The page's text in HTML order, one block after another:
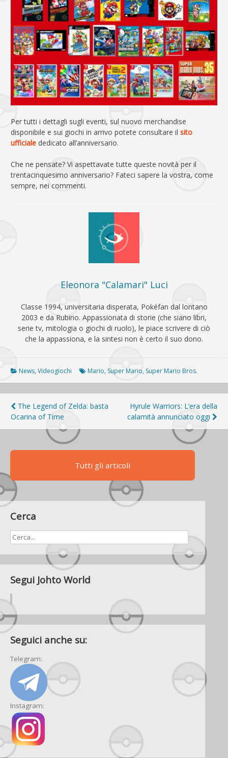
Per tutti i dettagli sugli eventi, sul nuovo merchandise
disponibile e sui giochi in arrivo potete consultare il sito
ufficiale dedicato all’anniversario.
Che ne pensate? Vi aspettavate tutte queste novità per il
trentacinquesimo anniversario? Fateci sapere la vostra, come
sempre, nei commenti.
Eleonora "Calamari" Luci
Classe 1994, universitaria disperata, Pokéfan dal lontano
2003 e da Rubino. Appassionata di storie (che siano libri,
serie tv, mitologia o giochi di ruolo), le piace scrivere di ciò
che la appassiona, e la sintesi non è certo il suo dono.
News,Videogiochi Mario, Super Mario, Super Mario Bros.
Navigazione
articoli
The Legend of Zelda: basta
Ocarina of Time
Hyrule Warriors: L’era della
calamità annunciato oggi
Tutti gli articoli
Cerca
Segui Johto World
Seguici anche su:
Telegram:
Instagram: